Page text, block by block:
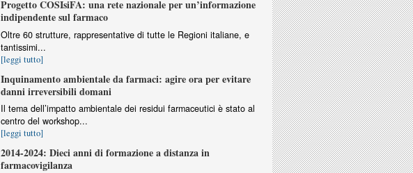
Progetto COSIsiFA: una rete nazionale per un’informazione
indipendente sul farmaco
Oltre 60 strutture, rappresentative di tutte le Regioni italiane, e
tantissimi...
[leggi tutto]
Inquinamento ambientale da farmaci: agire ora per evitare
danni irreversibili domani
Il tema dell’impatto ambientale dei residui farmaceutici è stato al
centro del workshop...
[leggi tutto]
2014-2024: Dieci anni di formazione a distanza in
farmacovigilanza